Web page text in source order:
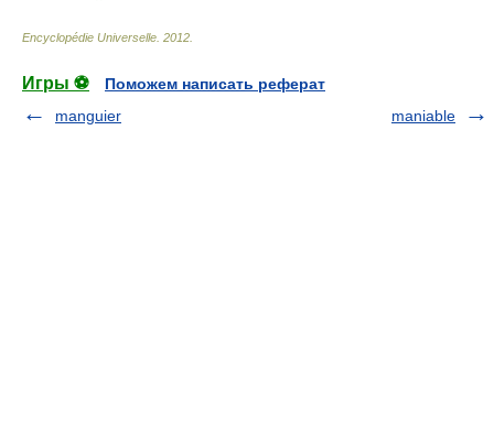
Encyclopédie Universelle 2012
Игры ⚽
Поможем написать реферат
manguier
maniable